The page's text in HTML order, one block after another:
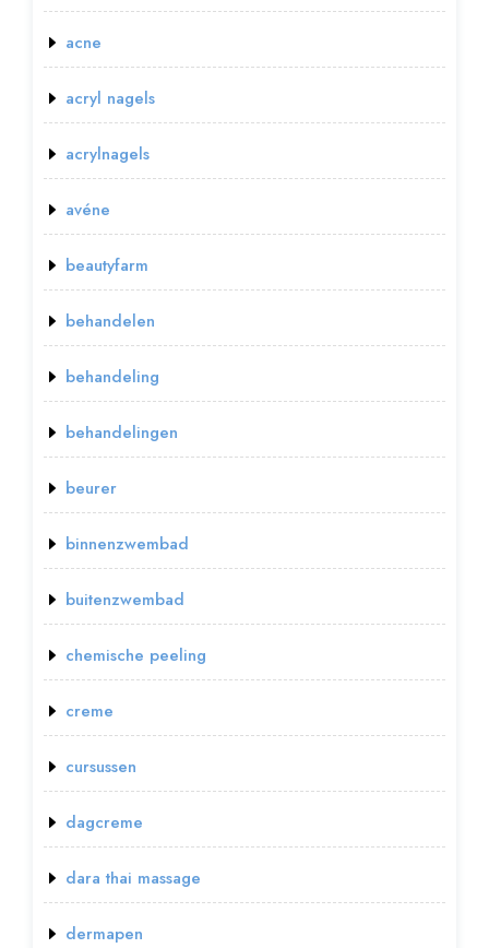
acne
acryl nagels
acrylnagels
avéne
beautyfarm
behandelen
behandeling
behandelingen
beurer
binnenzwembad
buitenzwembad
chemische peeling
creme
cursussen
dagcreme
dara thai massage
dermapen